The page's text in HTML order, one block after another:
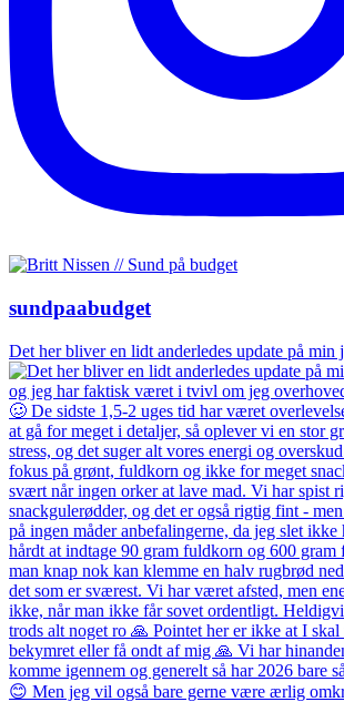
sundpaabudget
Det her bliver en lidt anderledes update på min j